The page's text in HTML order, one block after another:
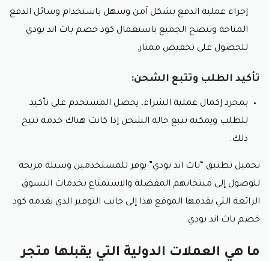
إجراء عملية الدفع بشكل آمن وسهل باستخدام وسائل الدفع
المتاحة وننصح الجميع باستعمال كود خصم باث اند بودي
للحصول على تخفيض ممتاز.
تأكيد الطلب وتتبع الشحن:
بمجرد إكمال عملية الشراء، يحصل المستخدم على تأكيد
للطلب ويمكنه تتبع حالة الشحن إذا كانت هناك خدمة تتيح
ذلك.
تحميل تطبيق “باث اند بودي” يوفر للمستخدمين وسيلة مريحة
للوصول إلى منتجاتهم المفضلة والاستمتاع بخدمات التسوق
الرائعة التي يقدمها الموقع هذا إلى جانب التوفير الذي يقدمه كود
خصم باث اند بودي.
ما هي العملات الدولية التي يقبلها متجر